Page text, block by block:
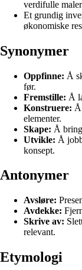
verdifulle
Et grundig
økonomiske
Synonymer
Oppfinne: Å
før.
Fremstille: Å
Konstruere:
elementer.
Skape: Å
Utvikle: Å
konsept.
Antonymer
Avsløre:
Avdekke:
Skrive av:
relevant.
Etymologi